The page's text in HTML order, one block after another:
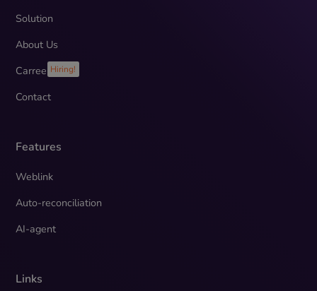
Solution
About Us
Carreer Hiring!
Contact
Features
Weblink
Auto-reconciliation
AI-agent
Links